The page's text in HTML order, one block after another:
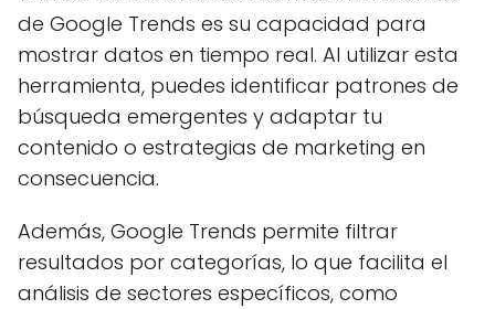
de Google Trends es su capacidad para
mostrar datos en tiempo real. Al utilizar esta
herramienta, puedes identificar patrones de
búsqueda emergentes y adaptar tu
contenido o estrategias de marketing en
consecuencia.
Además, Google Trends permite filtrar
resultados por categorías, lo que facilita el
análisis de sectores específicos, como